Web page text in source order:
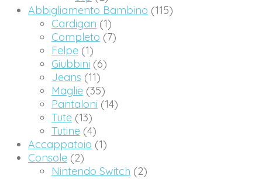
Abbigliamento Bambino (115)
Cardigan (1)
Completo (7)
Felpe (1)
Giubbini (6)
Jeans (11)
Maglie (35)
Pantaloni (14)
Tute (13)
Tutine (4)
Accappatoio (1)
Console (2)
Nintendo Switch (2)